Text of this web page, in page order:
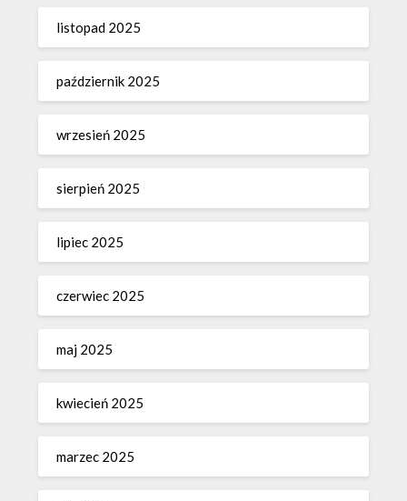
listopad 2025
październik 2025
wrzesień 2025
sierpień 2025
lipiec 2025
czerwiec 2025
maj 2025
kwiecień 2025
marzec 2025